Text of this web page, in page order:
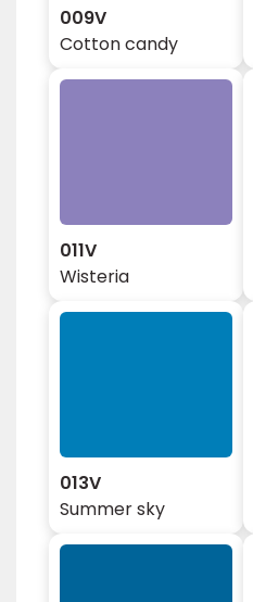
009V
Cotton candy
011V
Wisteria
013V
Summer sky